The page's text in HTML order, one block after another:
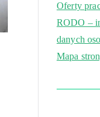
Oferty
RODO –
danych
Mapa